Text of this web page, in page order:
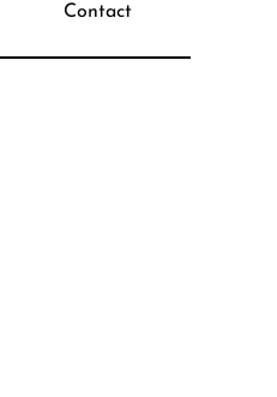
Contact